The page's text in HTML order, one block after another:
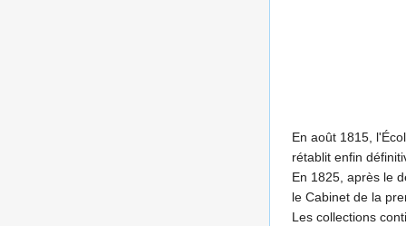
En août 1815,
rétablit enfin
En 1825, après le
le Cabinet de la
Les collections